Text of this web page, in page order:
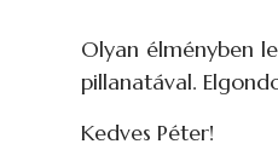
Olyan élményben
pillanatával.
Kedves Péter!